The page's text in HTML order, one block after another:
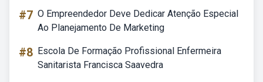
#7 O Empreendedor Deve Dedicar Atenção Especial
Ao Planejamento De Marketing
#8 Escola De Formação Profissional Enfermeira
Sanitarista Francisca Saavedra